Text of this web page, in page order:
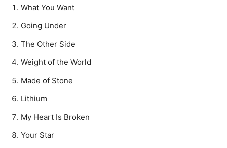
What You Want
Going Under
The Other Side
Weight of the World
Made of Stone
Lithium
My Heart Is Broken
Your Star